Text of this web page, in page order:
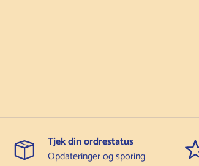
Tjek din ordrestatus
Opdateringer og sporing